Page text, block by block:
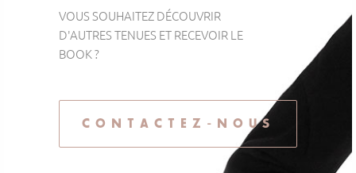
VOUS SOUHAITEZ DÉCOUVRIR
D'AUTRES TENUES ET RECEVOIR LE
BOOK ?
CONTACTEZ-NOUS